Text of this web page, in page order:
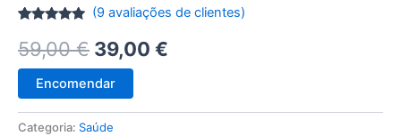
com 4.88
em 5 com
base em
classificações
de clientes
(9avaliações de clientes)
59,00€ O
preço
original
39,00 €
atual
Encomendar
Categoria: Saúde